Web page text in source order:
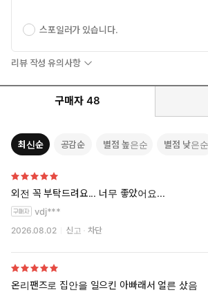
스포일러가 있습니다.
리뷰 작성 유의사항
구매자 48
최신순 공감순 별점 높은순 별점 낮은순
외전 꼭 부탁드려요... 너무 좋았어요...
vdj***
2026.08.02 신고 차단
온리팬즈로 집안을 일으킨 아빠래서 얼른 샀음